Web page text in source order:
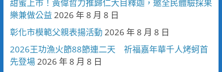
甜蜜上市！黃偉哲力推歸仁大目釋迦，邀全民體驗採果
樂兼做公益 2026 年 8 月 8 日
彰化市模範父親表揚活動 2026 年 8 月 8 日
2026王功漁火節88節連二天 祈福嘉年華千人烤蚵首
先登場 2026 年 8 月 8 日